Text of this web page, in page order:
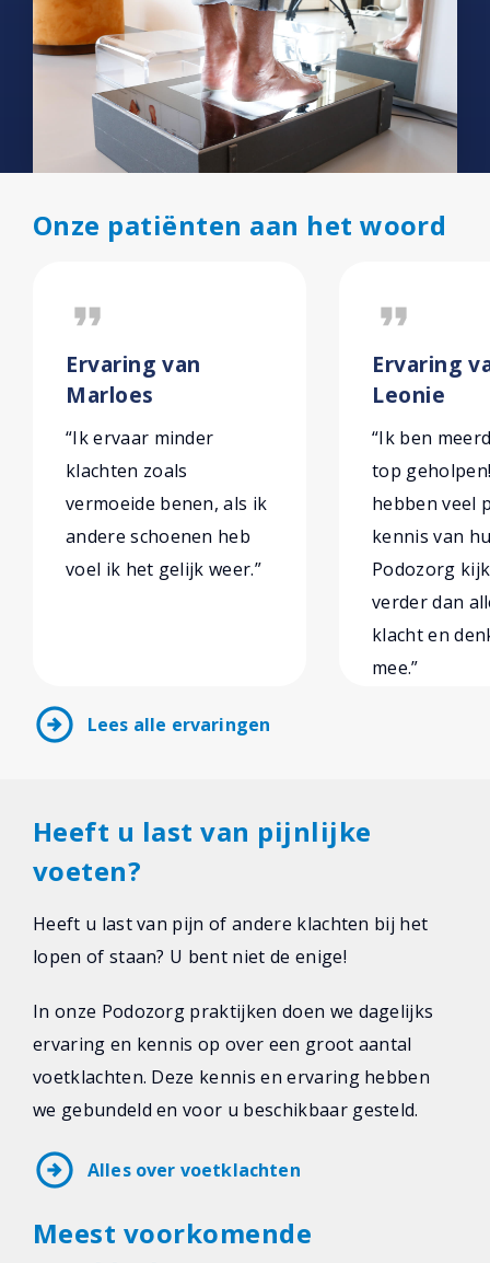
Onze patiënten aan het woord
format_quote
Ervaring van
Marloes
“Ik ervaar minder
klachten zoals
vermoeide benen, als ik
andere schoenen heb
voel ik het gelijk weer.”
format_quote
Ervaring
Leonie
“Ik ben
top
hebben veel
kennis van
Podozorg
verder dan
klacht en
mee.”
arrow_circle_right Lees alle ervaringen
Heeft u last van pijnlijke
voeten?
Heeft u last van pijn of andere klachten bij het
lopen of staan? U bent niet de enige!
In onze Podozorg praktijken doen we dagelijks
ervaring en kennis op over een groot aantal
voetklachten. Deze kennis en ervaring hebben
we gebundeld en voor u beschikbaar gesteld.
arrow_circle_right Alles over voetklachten
Meest voorkomende